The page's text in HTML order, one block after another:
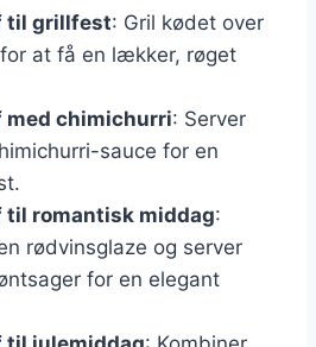
til grillfest: Gril kødet over
at få en lækker, røget
med chimichurri: Server
sauce for en
til romantisk middag:
rødvinsglaze og server
for en elegant